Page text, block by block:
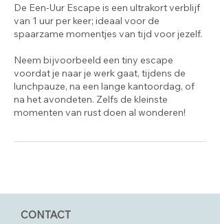
De Een-Uur Escape is een ultrakort verblijf
van 1 uur per keer; ideaal voor de
spaarzame momentjes van tijd voor jezelf.
Neem bijvoorbeeld een tiny escape
voordat je naar je werk gaat, tijdens de
lunchpauze, na een lange kantoordag, of
na het avondeten. Zelfs de kleinste
momenten van rust doen al wonderen!
CONTACT